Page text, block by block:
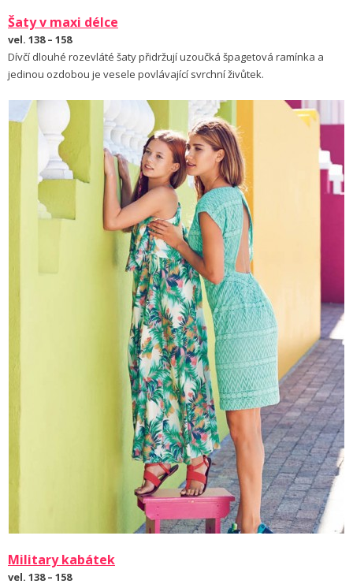
Šaty v maxi délce
vel. 138 – 158
Dívčí dlouhé rozevláté šaty přidržují uzoučká špagetová ramínka a
jedinou ozdobou je vesele povlávající svrchní živůtek.
Military kabátek
vel. 138 – 158